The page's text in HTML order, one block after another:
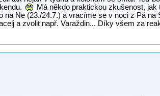
Má někdo praktickou zkušenost,
na Ne (23./24.7.) a vracíme se v noci z Pá
a zvolit např. Varaždin... Díky všem za